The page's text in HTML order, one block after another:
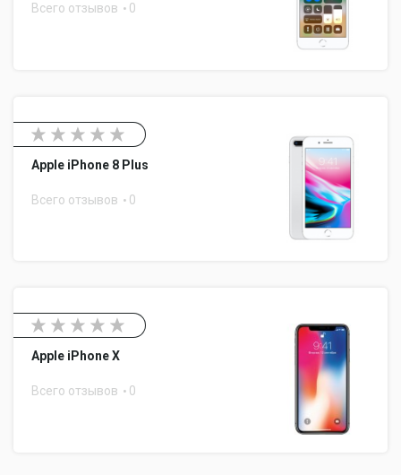
Всего отзывов 0
Apple iPhone 8 Plus
Всего отзывов 0
Apple iPhone X
Всего отзывов 0